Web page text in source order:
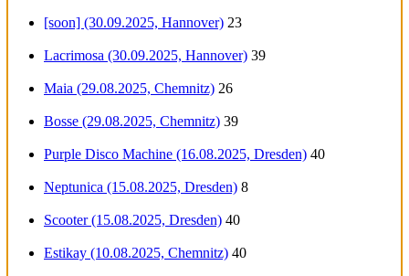
[soon] (30.09.2025, Hannover) 23
Lacrimosa (30.09.2025, Hannover) 39
Maia (29.08.2025, Chemnitz) 26
Bosse (29.08.2025, Chemnitz) 39
Purple Disco Machine (16.08.2025, Dresden) 40
Neptunica (15.08.2025, Dresden) 8
Scooter (15.08.2025, Dresden) 40
Estikay (10.08.2025, Chemnitz) 40